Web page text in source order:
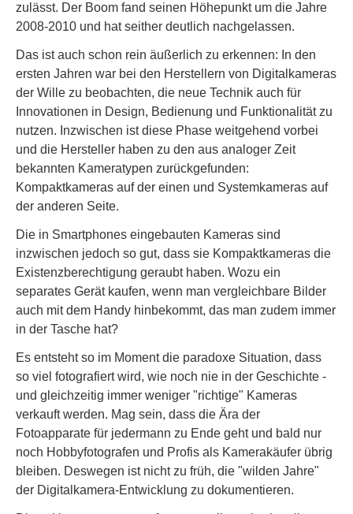
zulässt. Der Boom fand seinen Höhepunkt um die Jahre
2008-2010 und hat seither deutlich nachgelassen.
Das ist auch schon rein äußerlich zu erkennen: In den
ersten Jahren war bei den Herstellern von Digitalkameras
der Wille zu beobachten, die neue Technik auch für
Innovationen in Design, Bedienung und Funktionalität zu
nutzen. Inzwischen ist diese Phase weitgehend vorbei
und die Hersteller haben zu den aus analoger Zeit
bekannten Kameratypen zurückgefunden:
Kompaktkameras auf der einen und Systemkameras auf
der anderen Seite.
Die in Smartphones eingebauten Kameras sind
inzwischen jedoch so gut, dass sie Kompaktkameras die
Existenzberechtigung geraubt haben. Wozu ein
separates Gerät kaufen, wenn man vergleichbare Bilder
auch mit dem Handy hinbekommt, das man zudem immer
in der Tasche hat?
Es entsteht so im Moment die paradoxe Situation, dass
so viel fotografiert wird, wie noch nie in der Geschichte -
und gleichzeitig immer weniger "richtige" Kameras
verkauft werden. Mag sein, dass die Ära der
Fotoapparate für jedermann zu Ende geht und bald nur
noch Hobbyfotografen und Profis als Kamerakäufer übrig
bleiben. Deswegen ist nicht zu früh, die "wilden Jahre"
der Digitalkamera-Entwicklung zu dokumentieren.